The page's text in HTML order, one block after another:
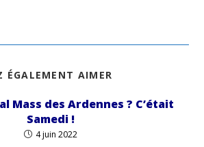
ÉGALEMENT AIMER
Mass des Ardennes ? C’était
Samedi !
4 juin 2022